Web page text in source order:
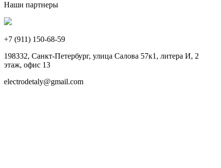
Наши партнеры
+7 (911) 150-68-59
198332, Санкт-Петербург, улица Салова 57к1, литера И, 2
этаж, офис 13
electrodetaly@gmail.com